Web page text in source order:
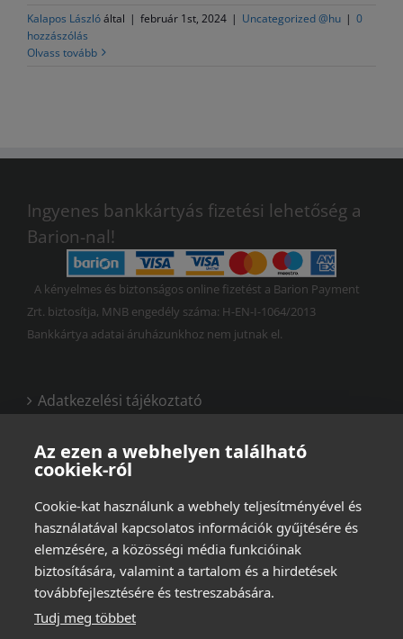
Kalapos Lászlóáltal | február 1st, 2024 | Uncategorized @hu | 0
hozzászólás
Olvass tovább
Ingyenes bankkártyás fizetési lehetőség a
Barion-nal!
A kényelmes és biztonságos online fizetést a Barion Payment
Zrt. biztosítja, MNB engedély száma: H-EN-I-1064/2013
Bankkártya adatai áruházunkhoz nem jutnak el.
Adatkezelési tájékoztató
Vásárlási és felhasználási feltételek
Az ezen a webhelyen található
cookiek-ról
Cookie-kat használunk a webhely teljesítményével és
használatával kapcsolatos információk gyűjtésére és
elemzésére, a közösségi média funkcióinak
biztosítására, valamint a tartalom és a hirdetések
továbbfejlesztésére és testreszabására.
Tudj meg többet